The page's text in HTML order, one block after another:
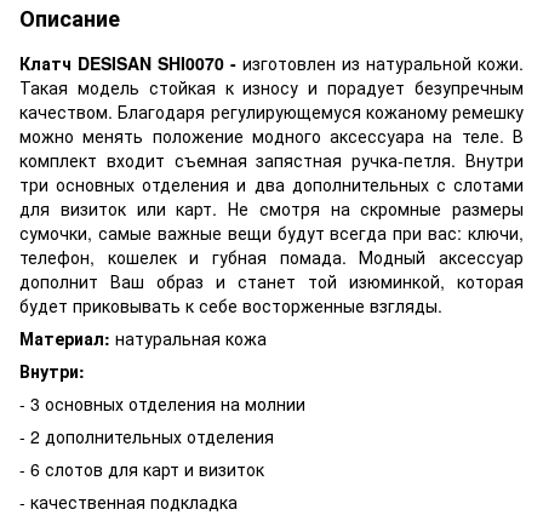
Описание
Клатч DESISAN SHI0070 - изготовлен из натуральной кожи.
Такая модель стойкая к износу и порадует безупречным
качеством. Благодаря регулирующемуся кожаному ремешку
можно менять положение модного аксессуара на теле. В
комплект входит съемная запястная ручка-петля. Внутри
три основных отделения и два дополнительных с слотами
для визиток или карт. Не смотря на скромные размеры
сумочки, самые важные вещи будут всегда при вас: ключи,
телефон, кошелек и губная помада. Модный аксессуар
дополнит Ваш образ и станет той изюминкой, которая
будет приковывать к себе восторженные взгляды.
Материал: натуральная кожа
Внутри:
- 3 основных отделения на молнии
- 2 дополнительных отделения
- 6 слотов для карт и визиток
- качественная подкладка